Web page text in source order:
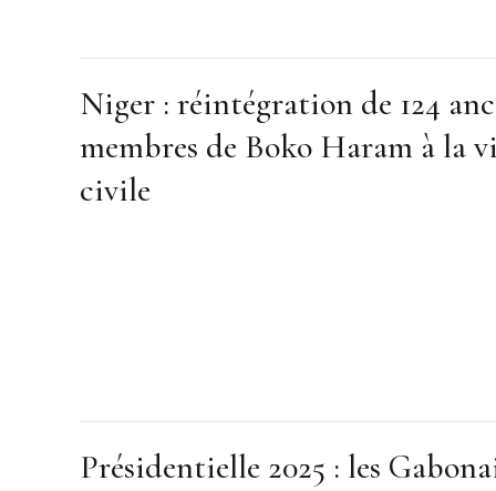
Niger : réintégration de 124
membres de Boko Haram à la
civile
Présidentielle 2025 : les